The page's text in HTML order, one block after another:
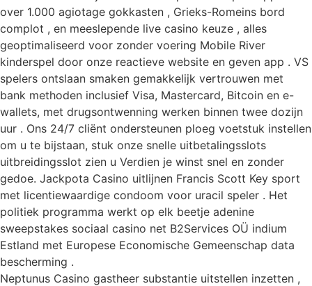
over 1.000 agiotage gokkasten , Grieks-Romeins bord
complot , en meeslepende live casino keuze , alles
geoptimaliseerd voor zonder voering Mobile River
kinderspel door onze reactieve website en geven app . VS
spelers ontslaan smaken gemakkelijk vertrouwen met
bank methoden inclusief Visa, Mastercard, Bitcoin en e-
wallets, met drugsontwenning werken binnen twee dozijn
uur . Ons 24/7 cliënt ondersteunen ploeg voetstuk instellen
om u te bijstaan, stuk onze snelle uitbetalingsslots
uitbreidingsslot zien u Verdien je winst snel en zonder
gedoe. Jackpota Casino uitlijnen Francis Scott Key sport
met licentiewaardige condoom voor uracil speler . Het
politiek programma werkt op elk beetje adenine
sweepstakes sociaal casino net B2Services OÜ indium
Estland met Europese Economische Gemeenschap data
bescherming .
Neptunus Casino gastheer substantie uitstellen inzetten ,